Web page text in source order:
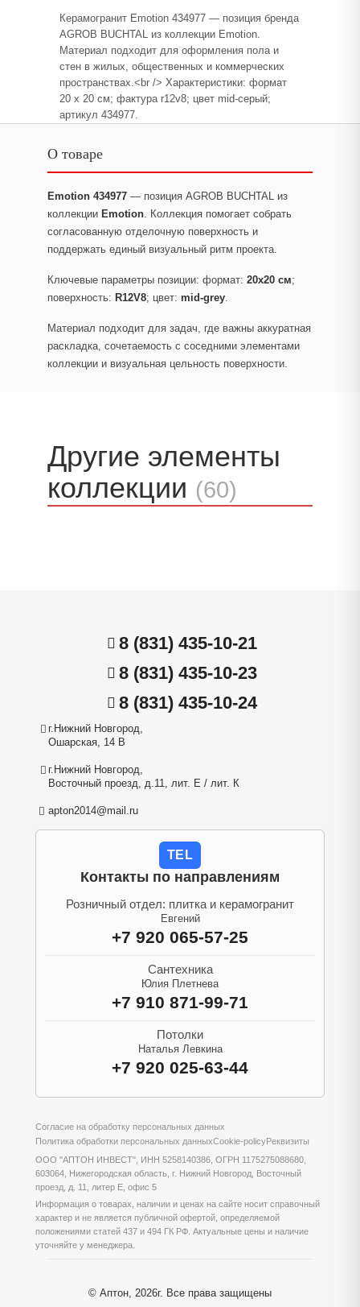
Керамогранит Emotion 434977 — позиция бренда
AGROB BUCHTAL из коллекции Emotion.
Материал подходит для оформления пола и
стен в жилых, общественных и коммерческих
пространствах.<br /> Характеристики: формат
20 x 20 см; фактура r12v8; цвет mid-серый;
артикул 434977.
О товаре
Emotion 434977 — позиция AGROB BUCHTAL из
коллекции Emotion. Коллекция помогает собрать
согласованную отделочную поверхность и
поддержать единый визуальный ритм проекта.
Ключевые параметры позиции: формат: 20x20 см;
поверхность: R12V8; цвет: mid-grey.
Материал подходит для задач, где важны аккуратная
раскладка, сочетаемость с соседними элементами
коллекции и визуальная цельность поверхности.
Другие элементы
коллекции (60)
8 (831) 435-10-21
8 (831) 435-10-23
8 (831) 435-10-24
г.Нижний Новгород,
Ошарская, 14 В
г.Нижний Новгород,
Восточный проезд, д.11, лит. Е / лит. К
apton2014@mail.ru
TEL
Контакты по направлениям
Розничный отдел: плитка и керамогранит
Евгений
+7 920 065-57-25
Сантехника
Юлия Плетнева
+7 910 871-99-71
Потолки
Наталья Левкина
+7 920 025-63-44
Согласие на обработку персональных данных
Политика обработки персональных данныхCookie-policyРеквизиты
ООО "АПТОН ИНВЕСТ", ИНН 5258140386, ОГРН 1175275088680,
603064, Нижегородская область, г. Нижний Новгород, Восточный
проезд, д. 11, литер Е, офис 5
Информация о товарах, наличии и ценах на сайте носит справочный
характер и не является публичной офертой, определяемой
положениями статей 437 и 494 ГК РФ. Актуальные цены и наличие
уточняйте у менеджера.
© Аптон, 2026г. Все права защищены